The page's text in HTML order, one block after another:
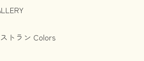
トラン Colors